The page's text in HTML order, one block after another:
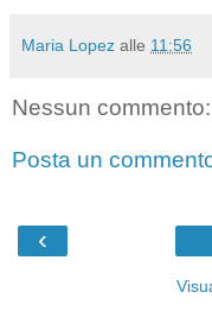
Maria Lopez alle 11:56
Nessun commento:
Posta un
‹